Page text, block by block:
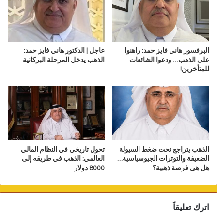
وسجل سعر الدرهم في البنك التجاري الدولي 6.66 جنيه للشراء
و6.68 جنيه للبيع، وبلغ سعر الدرهم فى بنكي الأهلي المصري ومصر
6.66 جنيه للشراء و6.67 جنيه للبيع، وسجل سعر الدرهم في بنك
الإسكندرية 6.66 جنيه للشراء و6.68 جنيه للبيع.
البرفسور هاني فايز حمد: راهنوا
على الذهب… ودعوا الشائعات
للمتأخرين!
عاجل | الدكتور هاني فايز حمد:
الذهب يدخل المرحلة البركانية
الذهب يتراجع تحت ضغط السيولة
الضعيفة والتوترات الجيوسياسية…
هل هي فرصة ذهبية؟
تحول تاريخي في النظام المالي
العالمي: الذهب في طريقه إلى
8000 دولار
اترك تعليقاً